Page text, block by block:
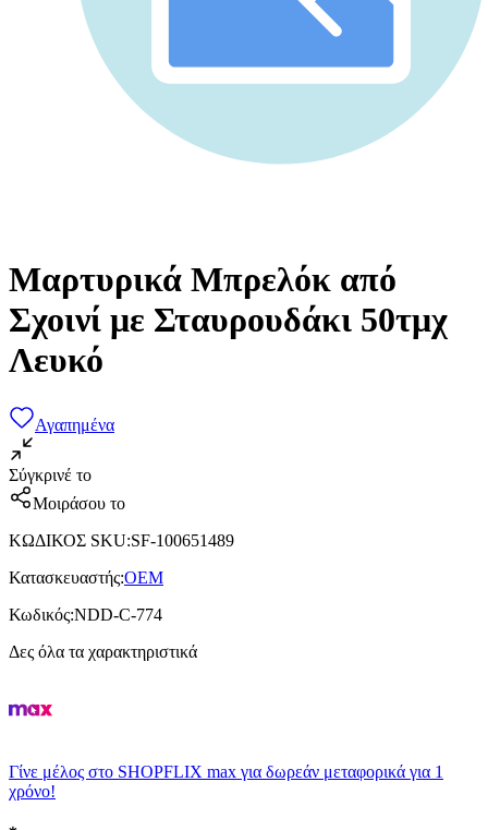
Μαρτυρικά Μπρελόκ από
Σχοινί με Σταυρουδάκι 50τμχ
Λευκό
Αγαπημένα
Σύγκρινέ το
Μοιράσου το
ΚΩΔΙΚΟΣ SKU:SF-100651489
Κατασκευαστής:OEM
Κωδικός:NDD-C-774
Δες όλα τα χαρακτηριστικά
Γίνε μέλος στο SHOPFLIX max για δωρεάν μεταφορικά για 1
χρόνο!